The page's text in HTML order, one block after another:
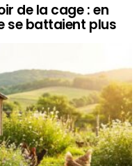
de la cage : en
se battaient plus